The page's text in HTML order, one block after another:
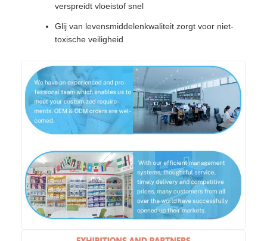
verspreidt vloeistof snel
Glij van levensmiddelenkwaliteit zorgt voor niet-
toxische veiligheid